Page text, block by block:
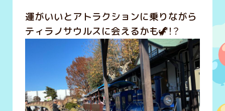
運がいいとアトラクションに乗りながら
ティラノサウルスに会えるかも🦖！？